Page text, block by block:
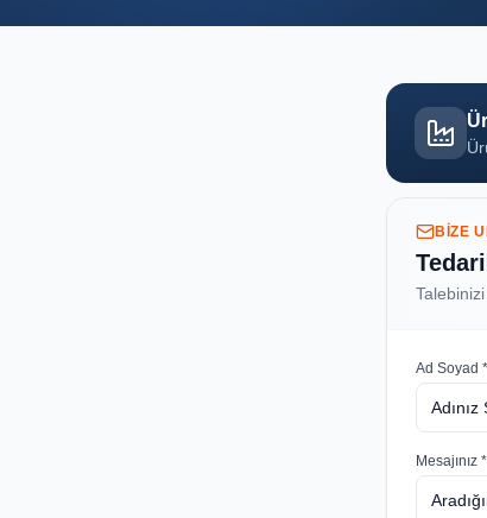
BIZE
Talebinizi
Ad Soyad *
Mesajınız *